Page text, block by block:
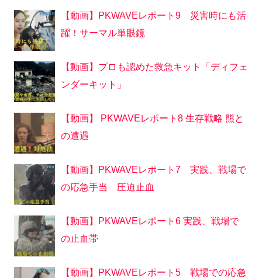
【動画】PKWAVEレポート9 災害時にも活
躍！サーマル単眼鏡
【動画】プロも認めた救急キット「ディフェ
ンダーキット」
【動画】 PKWAVEレポート8 生存戦略 熊と
の遭遇
【動画】PKWAVEレポート7 実践、戦場で
の応急手当 圧迫止血
【動画】PKWAVEレポート6 実践、戦場で
の止血帯
【動画】PKWAVEレポート5 戦場での応急